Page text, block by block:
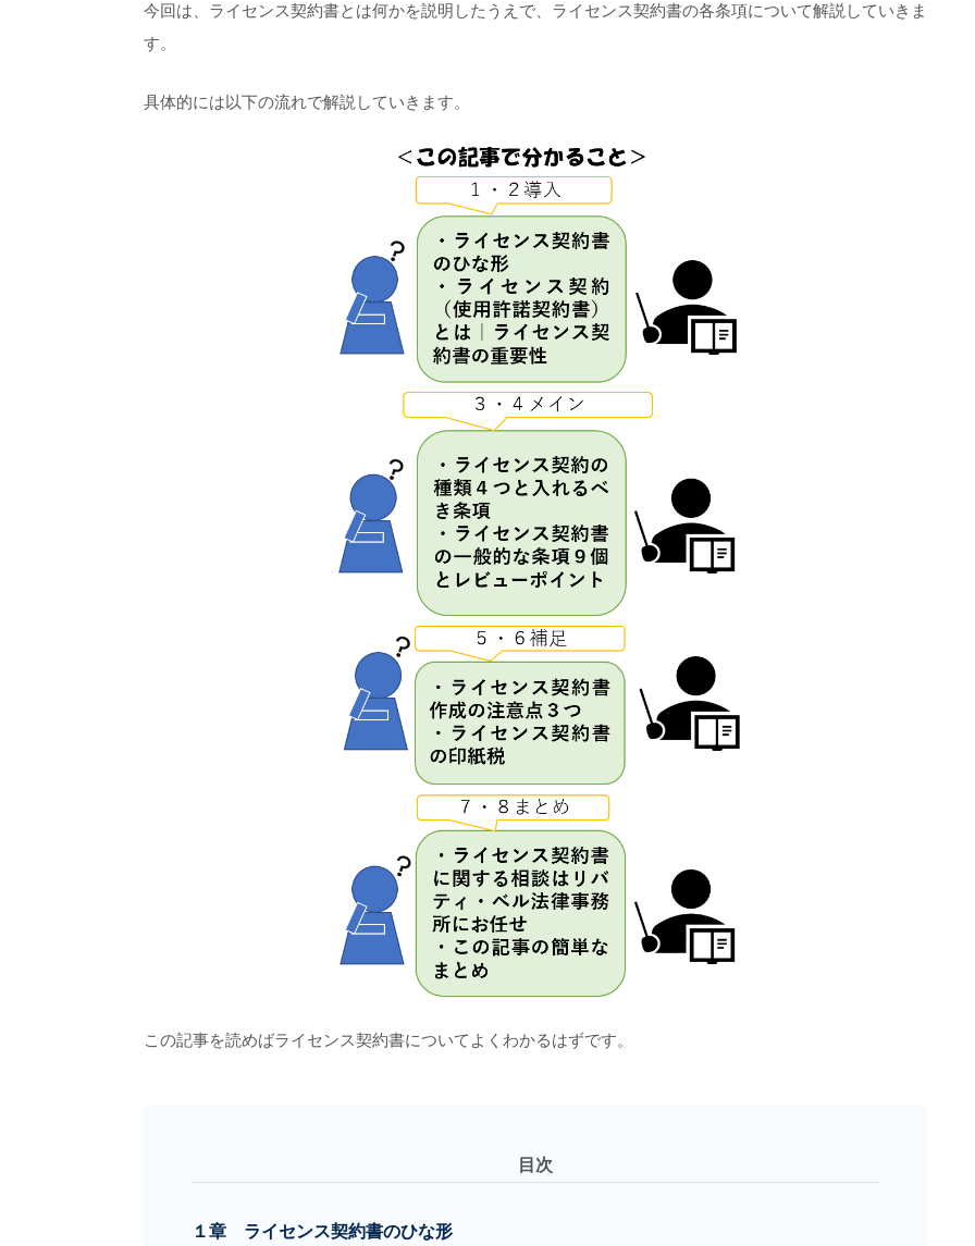
今回は、ライセンス契約書とは何かを説明したうえで、ライセンス契約書の各条項について解説していきま
す。
具体的には以下の流れで解説していきます。
この記事を読めばライセンス契約書についてよくわかるはずです。
目次
１章 ライセンス契約書のひな形